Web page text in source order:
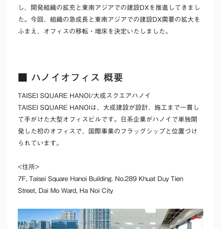
し、開発組織の拡充と東南アジアでの建設DXを推進してきまし
た。今回、組織の急成長と東南アジアでの建設DX需要の拡大を
ふまえ、オフィスの移転・増床を決定いたしました。
■ ハノイオフィス 概要
TAISEI SQUARE HANOI/大成スクエアハノイ
TAISEI SQUARE HANOIは、大成建設が設計、施工まで一貫し
て手がけた大型オフィスビルです。日系企業がハノイで単独開
発した初のオフィスで、国際事業のフラッグシップと位置づけ
られています。
<住所>
7F, Taisei Square Hanoi Building. No.289 Khuat Duy Tien
Street, Dai Mo Ward, Ha Noi City